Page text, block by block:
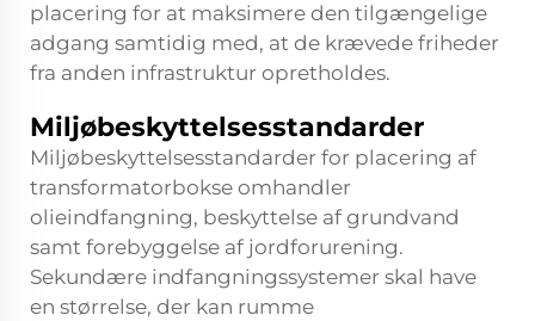
placering for at maksimere den tilgængelige
adgang samtidig med, at de krævede friheder
fra anden infrastruktur opretholdes.
Miljøbeskyttelsesstandarder
Miljøbeskyttelsesstandarder for placering af
transformatorbokse omhandler
olieindfangning, beskyttelse af grundvand
samt forebyggelse af jordforurening.
Sekundære indfangningssystemer skal have
en størrelse, der kan rumme